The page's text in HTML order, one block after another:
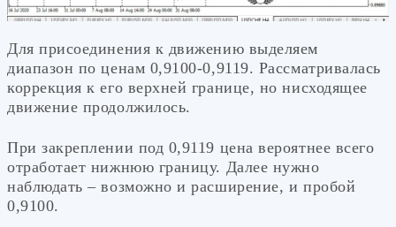
Для присоединения к движению выделяем
диапазон по ценам 0,9100-0,9119. Рассматривалась
коррекция к его верхней границе, но нисходящее
движение продолжилось.
При закреплении под 0,9119 цена вероятнее всего
отработает нижнюю границу. Далее нужно
наблюдать – возможно и расширение, и пробой
0,9100.